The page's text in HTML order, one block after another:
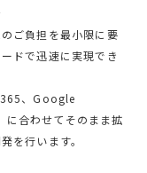
ご負担を最小限に要
ドで迅速に実現でき
、Google
合わせてそのまま拡
を行います。